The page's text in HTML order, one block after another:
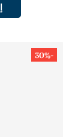
-30%